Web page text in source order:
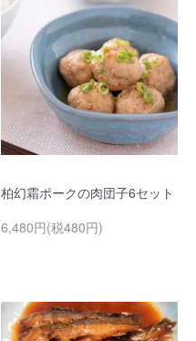
柏幻霜ポークの肉団子6セット
6,480円(税480円)